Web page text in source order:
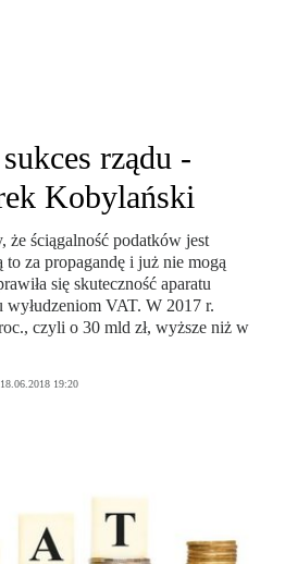
rządu -
Kobylański
że ściągalność podatków jest
za propagandę i już nie mogą
się skuteczność aparatu
VAT. W 2017 r.
czyli o 30 mld zł, wyższe niż w
18.06.2018 19:20